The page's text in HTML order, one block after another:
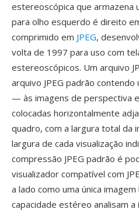
estereoscópica que armazena
para olho esquerdo é direito
comprimido em JPEG,
volta de 1997 para uso com
estereoscópicos. Um arquivo
arquivo JPEG padrão
— às imagens de perspectiva
colocadas horizontalmente
quadro, com a largura total da
largura de cada visualização
compressão JPEG padrão é
visualizador compatível com
a lado como uma única
capacidade estéreo analisam